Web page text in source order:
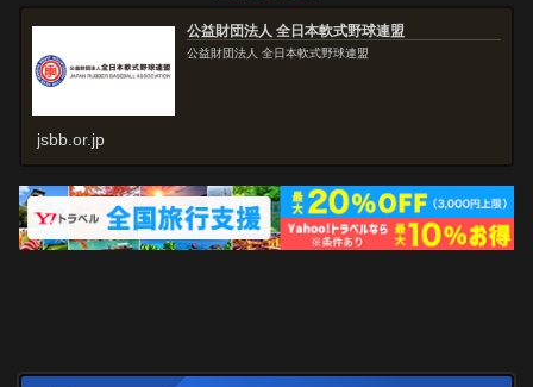
公益財団法人 全日本軟式野球連盟
公益財団法人 全日本軟式野球連盟
jsbb.or.jp